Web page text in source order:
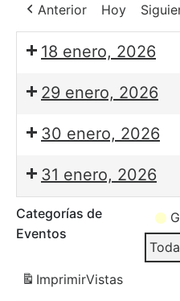
Anterior
Hoy
18 enero, 2026
29 enero, 2026
30 enero, 2026
31 enero, 2026
Categorías de
Eventos
ImprimirVistas